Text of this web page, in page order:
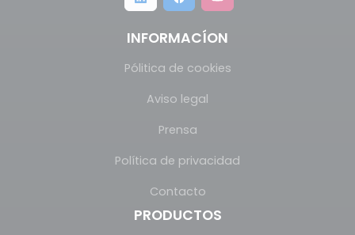
INFORMACÍON
Pólitica de cookies
Aviso legal
Prensa
Política de privacidad
Contacto
PRODUCTOS